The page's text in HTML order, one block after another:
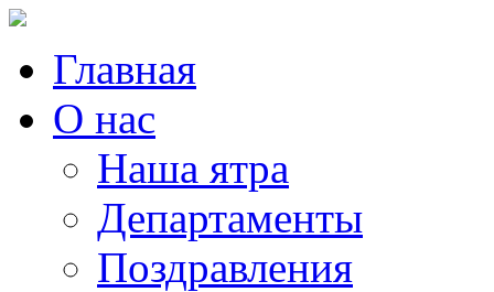
Главная
О нас
Наша ятра
Департаменты
Поздравления